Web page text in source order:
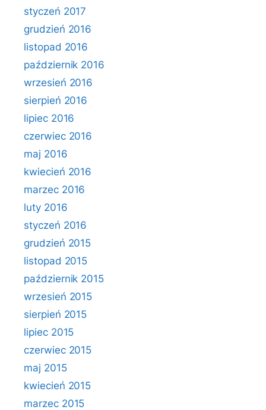
styczeń 2017
grudzień 2016
listopad 2016
październik 2016
wrzesień 2016
sierpień 2016
lipiec 2016
czerwiec 2016
maj 2016
kwiecień 2016
marzec 2016
luty 2016
styczeń 2016
grudzień 2015
listopad 2015
październik 2015
wrzesień 2015
sierpień 2015
lipiec 2015
czerwiec 2015
maj 2015
kwiecień 2015
marzec 2015